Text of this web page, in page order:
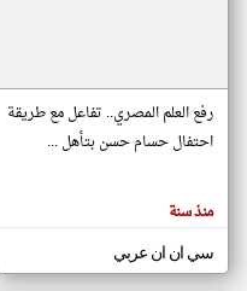
المقالات
الموجوده
هنا عن
رفع العلم المصري.. تفاعل مع طريقة
احتفال حسام حسن بتأهل ...
منذ سنة
سي ان ان عربي